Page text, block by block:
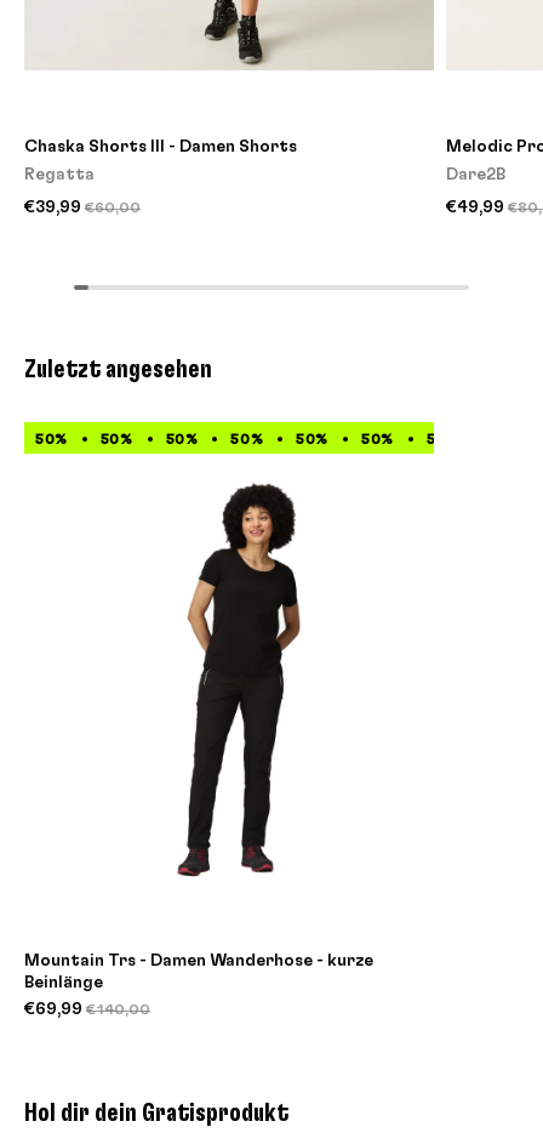
Chaska Shorts III - Damen Shorts
Regatta
€39,99 €60,00
Melodic
Dare2B
€49,99
Zuletzt angesehen
50% 50% 50% 50% 50% 50% 50%
Mountain Trs - Damen Wanderhose - kurze
Beinlänge
€69,99 €140,00
Hol dir dein Gratisprodukt